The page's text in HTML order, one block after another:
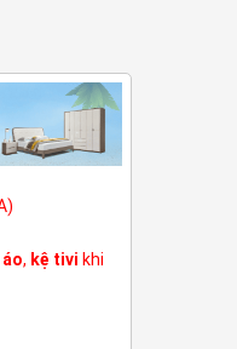
, kệ tivi khi